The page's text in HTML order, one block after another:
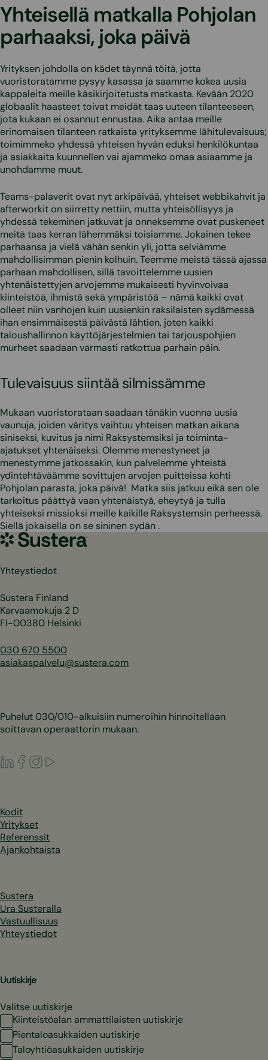
Yhteisellä matkalla Pohjolan
parhaaksi, joka päivä
Yrityksen johdolla on kädet täynnä töitä, jotta
vuoristoratamme pysyy kasassa ja saamme kokea uusia
kappaleita meille käsikirjoitetusta matkasta. Kevään 2020
globaalit haasteet toivat meidät taas uuteen tilanteeseen,
jota kukaan ei osannut ennustaa. Aika antaa meille
erinomaisen tilanteen ratkaista yrityksemme lähitulevaisuus;
toimimmeko yhdessä yhteisen hyvän eduksi henkilökuntaa
ja asiakkaita kuunnellen vai ajammeko omaa asiaamme ja
unohdamme muut.
Teams-palaverit ovat nyt arkipäivää, yhteiset webbikahvit ja
afterworkit on siirretty nettiin, mutta yhteisöllisyys ja
yhdessä tekeminen jatkuvat ja onneksemme ovat puskeneet
meitä taas kerran lähemmäksi toisiamme. Jokainen tekee
parhaansa ja vielä vähän senkin yli, jotta selviämme
mahdollisimman pienin kolhuin. Teemme meistä tässä ajassa
parhaan mahdollisen, sillä tavoittelemme uusien
yhtenäistettyjen arvojemme mukaisesti hyvinvoivaa
kiinteistöä, ihmistä sekä ympäristöä – nämä kaikki ovat
olleet niin vanhojen kuin uusienkin raksilaisten sydämessä
ihan ensimmäisestä päivästä lähtien, joten kaikki
taloushallinnon käyttöjärjestelmien tai tarjouspohjien
murheet saadaan varmasti ratkottua parhain päin.
Tulevaisuus siintää silmissämme
Mukaan vuoristorataan saadaan tänäkin vuonna uusia
vaunuja, joiden väritys vaihtuu yhteisen matkan aikana
siniseksi, kuvitus ja nimi Raksystemsiksi ja toiminta-
ajatukset yhtenäiseksi. Olemme menestyneet ja
menestymme jatkossakin, kun palvelemme yhteistä
ydintehtäväämme sovittujen arvojen puitteissa kohti
Pohjolan parasta, joka päivä! Matka siis jatkuu eikä sen ole
tarkoitus päättyä vaan yhtenäistyä, eheytyä ja tulla
yhteiseksi missioksi meille kaikille Raksystemsin perheessä.
Siellä jokaisella on se sininen sydän .
Sustera
Yhteystiedot
Sustera Finland
Karvaamokuja 2 D
FI-00380 Helsinki
030 670 5500
asiakaspalvelu@sustera.com
Puhelut 030/010-alkuisiin numeroihin hinnoitellaan
soittavan operaattorin mukaan.
LinkedIn
Facebook
Instagram
Kodit
Yritykset
Referenssit
Ajankohtaista
Sustera
Ura Susteralla
Vastuullisuus
Yhteystiedot
Uutiskirje
Valitse uutiskirje
Kiinteistöalan ammattilaisten uutiskirje
Pientaloasukkaiden uutiskirje
Taloyhtiöasukkaiden uutiskirje